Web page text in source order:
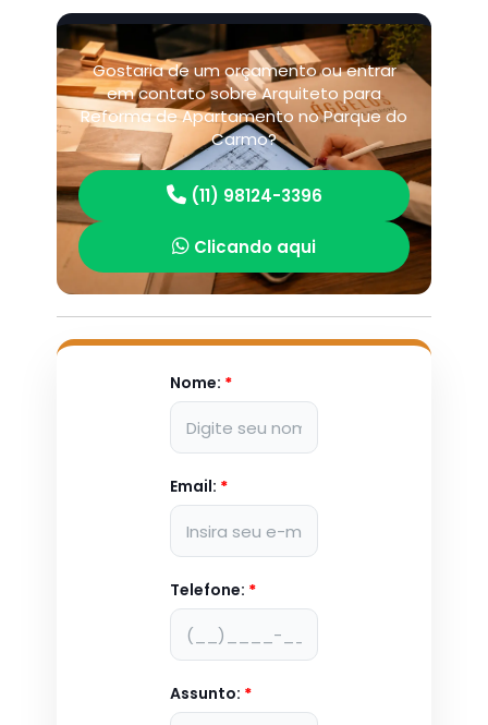
Gostaria de um orçamento ou entrar
em contato sobre Arquiteto para
Reforma de Apartamento no Parque do
Carmo?
(11) 98124-3396
Clicando aqui
Nome: *
Email: *
Telefone: *
Assunto: *